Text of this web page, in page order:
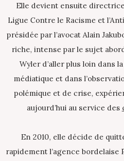
Elle devient ensuite
Ligue Contre le Racisme et
présidée par l’avocat Alain
riche, intense par le sujet
Wyler d’aller plus loin dans
médiatique et dans
polémique et de crise,
aujourd’hui au service des
En 2010, elle décide de
rapidement l’agence